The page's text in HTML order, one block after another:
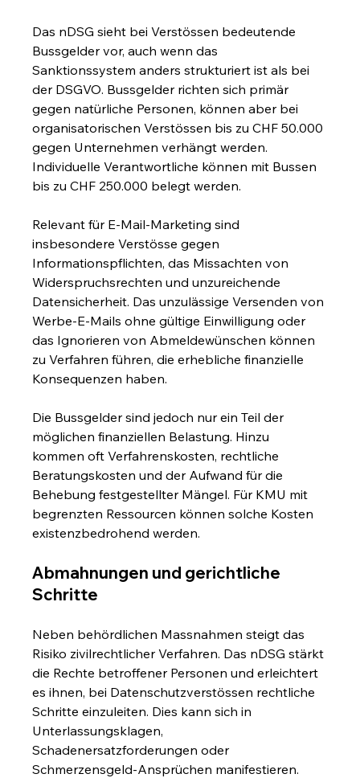
Das nDSG sieht bei Verstössen bedeutende
Bussgelder vor, auch wenn das
Sanktionssystem anders strukturiert ist als bei
der DSGVO. Bussgelder richten sich primär
gegen natürliche Personen, können aber bei
organisatorischen Verstössen bis zu CHF 50.000
gegen Unternehmen verhängt werden.
Individuelle Verantwortliche können mit Bussen
bis zu CHF 250.000 belegt werden.
Relevant für E-Mail-Marketing sind
insbesondere Verstösse gegen
Informationspflichten, das Missachten von
Widerspruchsrechten und unzureichende
Datensicherheit. Das unzulässige Versenden von
Werbe-E-Mails ohne gültige Einwilligung oder
das Ignorieren von Abmeldewünschen können
zu Verfahren führen, die erhebliche finanzielle
Konsequenzen haben.
Die Bussgelder sind jedoch nur ein Teil der
möglichen finanziellen Belastung. Hinzu
kommen oft Verfahrenskosten, rechtliche
Beratungskosten und der Aufwand für die
Behebung festgestellter Mängel. Für KMU mit
begrenzten Ressourcen können solche Kosten
existenzbedrohend werden.
Abmahnungen und gerichtliche
Schritte
Neben behördlichen Massnahmen steigt das
Risiko zivilrechtlicher Verfahren. Das nDSG stärkt
die Rechte betroffener Personen und erleichtert
es ihnen, bei Datenschutzverstössen rechtliche
Schritte einzuleiten. Dies kann sich in
Unterlassungsklagen,
Schadenersatzforderungen oder
Schmerzensgeld-Ansprüchen manifestieren.